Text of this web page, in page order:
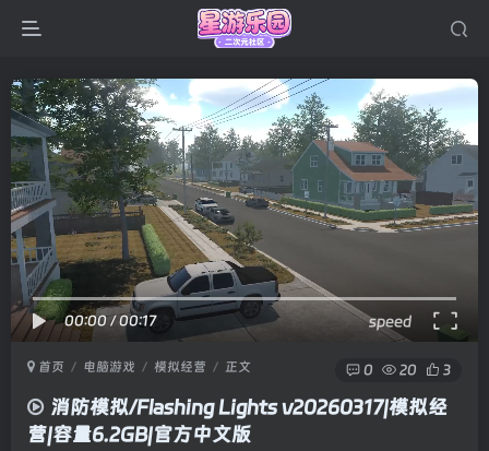
00:00/00:17 speed
首页 电脑游戏 模拟经营 正文 0 20 3
消防模拟/Flashing Lights v20260317|模拟经
营|容量6.2GB|官方中文版